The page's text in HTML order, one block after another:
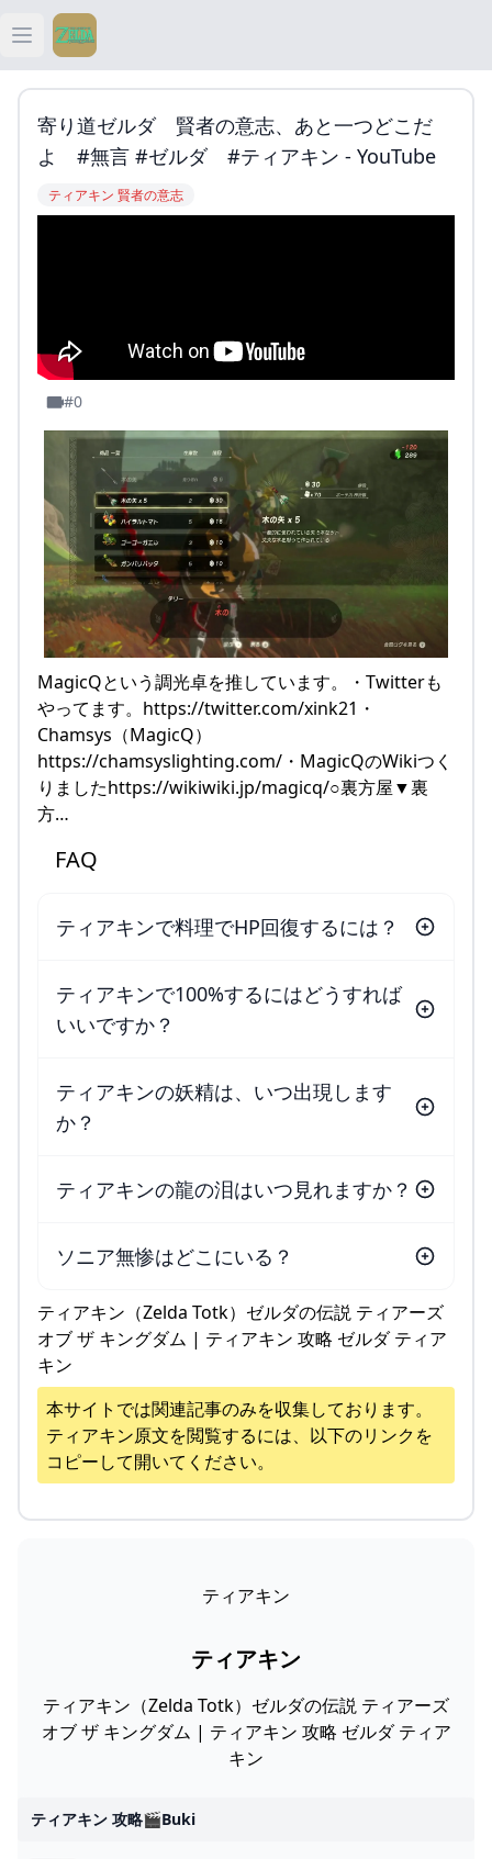
Open main menu
ティアキン
ティアキン 祠
寄り道ゼルダ 賢者の意志、あと一つどこだ
よ #無言 #ゼルダ #ティアキン - YouTube
ティアキン 賢者の意志
#0
MagicQという調光卓を推しています。・Twitterも
やってます。https://twitter.com/xink21・
Chamsys（MagicQ）
https://chamsyslighting.com/・MagicQのWikiつく
りましたhttps://wikiwiki.jp/magicq/○裏方屋▼裏
方…
FAQ
ティアキンで料理でHP回復するには？
ティアキンで100%するにはどうすれば
いいですか？
ティアキンの妖精は、いつ出現します
か？
ティアキンの龍の泪はいつ見れますか？
ソニア無惨はどこにいる？
ティアキン（Zelda Totk）ゼルダの伝説 ティアーズ
オブ ザ キングダム | ティアキン 攻略 ゼルダ ティア
キン
本サイトでは関連記事のみを収集しております。
ティアキン原文を閲覧するには、以下のリンクを
コピーして開いてください。
ティアキン
ティアキン
ティアキン（Zelda Totk）ゼルダの伝説 ティアーズ
オブ ザ キングダム | ティアキン 攻略 ゼルダ ティア
キン
ティアキン 攻略🎬buki